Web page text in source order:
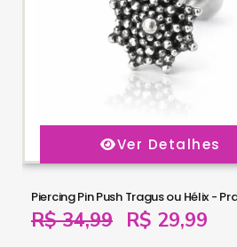
Ver Detalhes
R$ 34,99 R$ 29,99